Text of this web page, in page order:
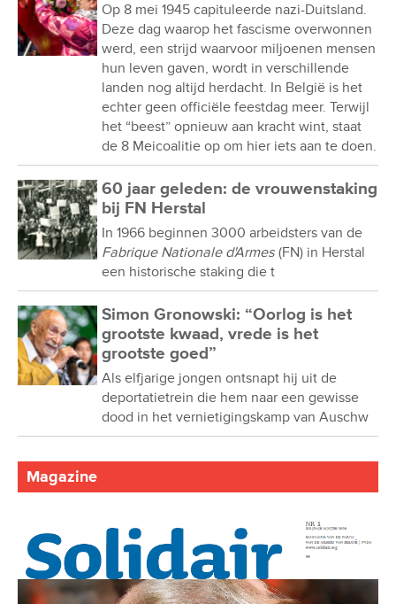
Op 8 mei 1945 capituleerde nazi-Duitsland.
Deze dag waarop het fascisme overwonnen
werd, een strijd waarvoor miljoenen mensen
hun leven gaven, wordt in verschillende
landen nog altijd herdacht. In België is het
echter geen officiële feestdag meer. Terwijl
het “beest” opnieuw aan kracht wint, staat
de 8 Meicoalitie op om hier iets aan te doen.
60 jaar geleden: de vrouwenstaking
bij FN Herstal
In 1966 beginnen 3000 arbeidsters van de
Fabrique Nationale d'Armes (FN) in Herstal
een historische staking die t
Simon Gronowski: “Oorlog is het
grootste kwaad, vrede is het
grootste goed”
Als elfjarige jongen ontsnapt hij uit de
deportatietrein die hem naar een gewisse
dood in het vernietigingskamp van Auschw
Magazine